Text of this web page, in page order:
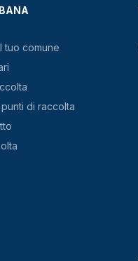
tuo comune
di raccolta